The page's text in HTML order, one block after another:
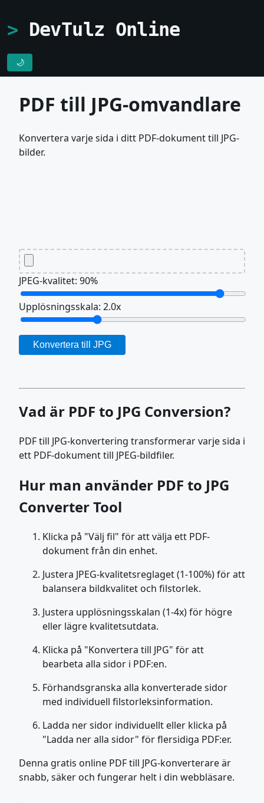
DevTulz Online
🌙
PDF till JPG-omvandlare
Konvertera varje sida i ditt PDF-dokument till JPG-
bilder.
JPEG-kvalitet: 90%
Upplösningsskala: 2.0x
Konvertera till JPG
Vad är PDF to JPG Conversion?
PDF till JPG-konvertering transformerar varje sida i
ett PDF-dokument till JPEG-bildfiler.
Hur man använder PDF to JPG
Converter Tool
Klicka på "Välj fil" för att välja ett PDF-
dokument från din enhet.
Justera JPEG-kvalitetsreglaget (1-100%) för att
balansera bildkvalitet och filstorlek.
Justera upplösningsskalan (1-4x) för högre
eller lägre kvalitetsutdata.
Klicka på "Konvertera till JPG" för att
bearbeta alla sidor i PDF:en.
Förhandsgranska alla konverterade sidor
med individuell filstorleksinformation.
Ladda ner sidor individuellt eller klicka på
"Ladda ner alla sidor" för flersidiga PDF:er.
Denna gratis online PDF till JPG-konverterare är
snabb, säker och fungerar helt i din webbläsare.